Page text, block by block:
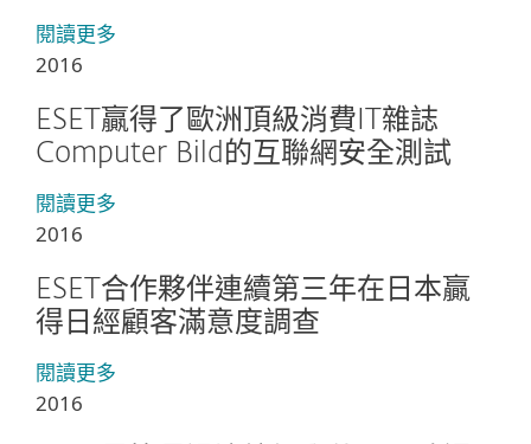
閱讀更多
2016
ESET贏得了歐洲頂級消費IT雜誌
Computer Bild的互聯網安全測試
閱讀更多
2016
ESET合作夥伴連續第三年在日本贏
得日經顧客滿意度調查
閱讀更多
2016